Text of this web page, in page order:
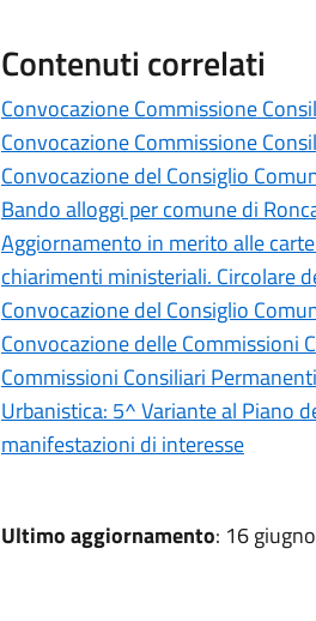
Contenuti correlati
Convocazione Commissione
Convocazione Commissione
Convocazione del Consiglio
Bando alloggi per comune di
Aggiornamento in merito alle
chiarimenti ministeriali. Circolare
Convocazione del Consiglio
Convocazione delle Commissioni
Commissioni Consiliari
Urbanistica: 5^ Variante al Piano
manifestazioni di interesse
Ultimo aggiornamento: 16